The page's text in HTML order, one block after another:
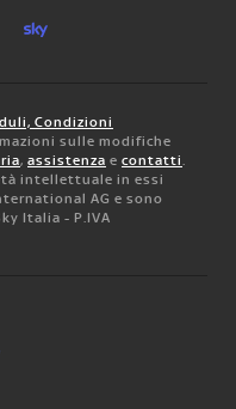
Condizioni
sulle modifiche
, assistenza e contatti.
intellettuale in essi
AG e sono
Italia - P.IVA